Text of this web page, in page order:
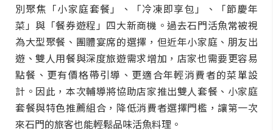
別聚焦「小家庭套餐」、「冷凍即享包」、「節慶年
菜」與「餐券遊程」四大新商機。過去石門活魚常被視
為大型聚餐、團體宴席的選擇，但近年小家庭、朋友出
遊、雙人用餐與深度旅遊需求增加，店家也需要更容易
點餐、更有價格帶引導、更適合年輕消費者的菜單設
計。因此，本次輔導將協助店家推出雙人套餐、小家庭
套餐與特色推薦組合，降低消費者選擇門檻，讓第一次
來石門的旅客也能輕鬆品味活魚料理。